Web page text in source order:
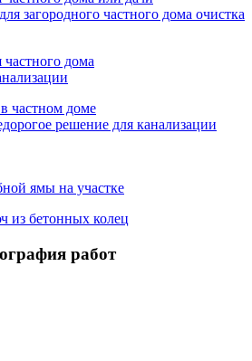
дома
частном доме
из бетонных колец
работ